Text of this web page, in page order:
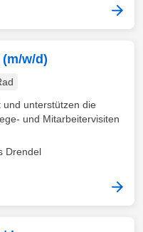
w/d)
und unterstützen die
und Mitarbeitervisiten
Drendel